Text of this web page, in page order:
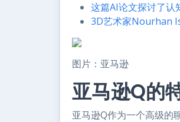
这篇AI论文探讨了认
3D艺术家Nourhan
图片：亚马逊
亚马逊Q的
亚马逊Q作为一个高级的